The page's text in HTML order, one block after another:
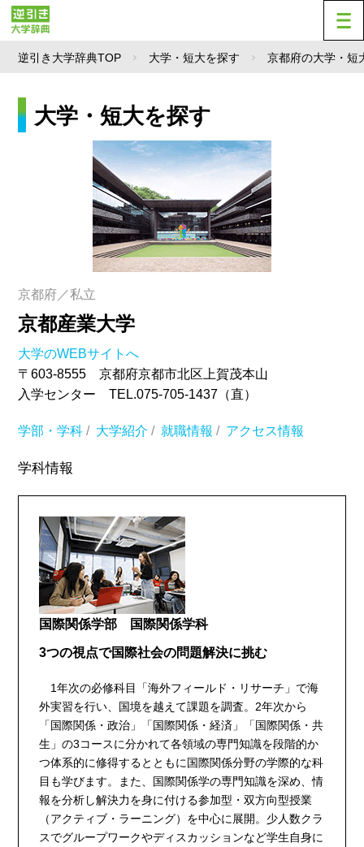
逆引き大学辞典TOP 大学・短大を探す 京都府の大学・短
大学・短大を探す
京都府／私立
京都産業大学
大学のWEBサイトへ
〒603-8555 京都府京都市北区上賀茂本山
入学センター TEL.075-705-1437（直）
学部・学科 / 大学紹介 / 就職情報 / アクセス情報
学科情報
国際関係学部 国際関係学科
3つの視点で国際社会の問題解決に挑む
1年次の必修科目「海外フィールド・リサーチ」で海
外実習を行い、国境を越えて課題を調査。2年次から
「国際関係・政治」「国際関係・経済」「国際関係・共
生」の3コースに分かれて各領域の専門知識を段階的か
つ体系的に修得するとともに国際関係分野の学際的な科
目も学びます。また、国際関係学の専門知識を深め、情
報を分析し解決力を身に付ける参加型・双方向型授業
（アクティブ・ラーニング）を中心に展開。少人数クラ
スでグループワークやディスカッションなど学生自身に